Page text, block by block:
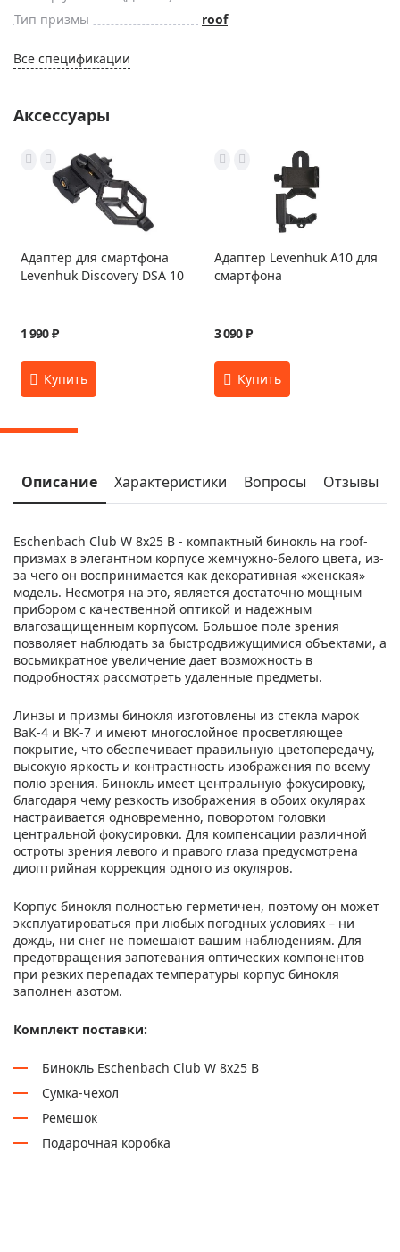
Тип призмы
roof
Все спецификации
Аксессуары
Адаптер для смартфона
Levenhuk Discovery DSA 10
1 990 ₽
Адаптер Levenhuk A10 для
смартфона
3 090 ₽
Описание Характеристики Вопросы Отзывы
Eschenbach Club W 8x25 B - компактный бинокль на roof-
призмах в элегантном корпусе жемчужно-белого цвета, из-
за чего он воспринимается как декоративная «женская»
модель. Несмотря на это, является достаточно мощным
прибором с качественной оптикой и надежным
влагозащищенным корпусом. Большое поле зрения
позволяет наблюдать за быстродвижущимися объектами, а
восьмикратное увеличение дает возможность в
подробностях рассмотреть удаленные предметы.
Линзы и призмы бинокля изготовлены из стекла марок
ВаК-4 и ВК-7 и имеют многослойное просветляющее
покрытие, что обеспечивает правильную цветопередачу,
высокую яркость и контрастность изображения по всему
полю зрения. Бинокль имеет центральную фокусировку,
благодаря чему резкость изображения в обоих окулярах
настраивается одновременно, поворотом головки
центральной фокусировки. Для компенсации различной
остроты зрения левого и правого глаза предусмотрена
диоптрийная коррекция одного из окуляров.
Корпус бинокля полностью герметичен, поэтому он может
эксплуатироваться при любых погодных условиях – ни
дождь, ни снег не помешают вашим наблюдениям. Для
предотвращения запотевания оптических компонентов
при резких перепадах температуры корпус бинокля
заполнен азотом.
Комплект поставки:
Бинокль Eschenbach Club W 8x25 B
Сумка-чехол
Ремешок
Подарочная коробка